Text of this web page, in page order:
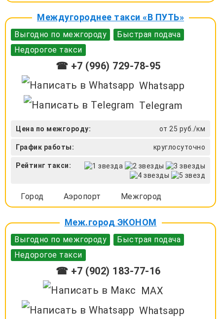
Междугороднее такси «В ПУТЬ»
Выгодно по межгороду
Быстрая подача
Недорогое такси
☎ +7 (996) 729-78-95
Whatsapp
Telegram
Цена по межгороду: от 25 руб./км
График работы: круглосуточно
Рейтинг такси:
Город Аэропорт Межгород
Меж.город ЭКОНОМ
Выгодно по межгороду
Быстрая подача
Недорогое такси
☎ +7 (902) 183-77-16
MAX
Whatsapp